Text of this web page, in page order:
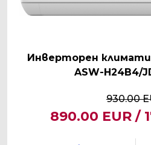
Инверторен
ASW-H24B4/
930.00
890.00 EUR /